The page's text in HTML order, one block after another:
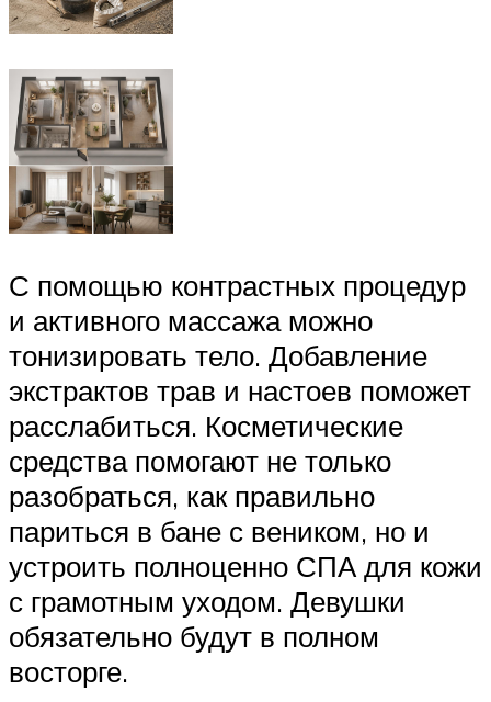
С помощью контрастных процедур
и активного массажа можно
тонизировать тело. Добавление
экстрактов трав и настоев поможет
расслабиться. Косметические
средства помогают не только
разобраться, как правильно
париться в бане с веником, но и
устроить полноценно СПА для кожи
с грамотным уходом. Девушки
обязательно будут в полном
восторге.